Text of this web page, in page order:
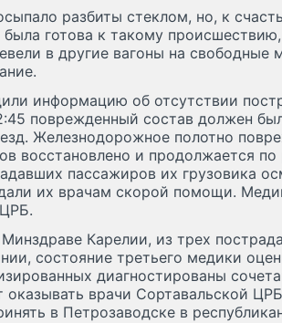
разбиты стеклом, но, к
была готова к такому
в другие вагоны на свободные
информацию об отсутствии
поврежденный состав должен
Железнодорожное полотно
восстановлено и продолжается по
пассажиров их грузовика
их врачам скорой помощи.
Карелии, из трех
состояние третьего медики
диагностированы
оказывать врачи Сортавальской
в Петрозаводске в